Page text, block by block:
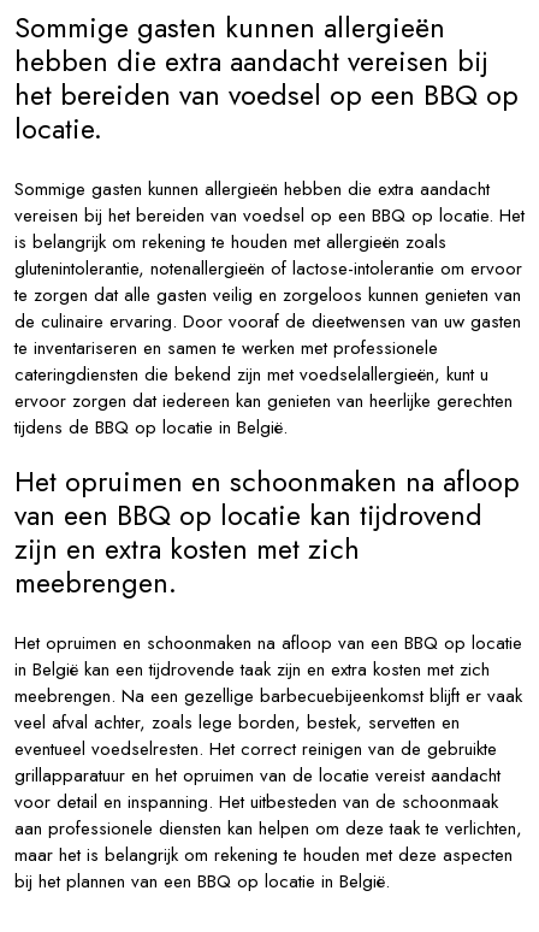
Sommige gasten kunnen allergieën
hebben die extra aandacht vereisen bij
het bereiden van voedsel op een BBQ op
locatie.
Sommige gasten kunnen allergieën hebben die extra aandacht
vereisen bij het bereiden van voedsel op een BBQ op locatie. Het
is belangrijk om rekening te houden met allergieën zoals
glutenintolerantie, notenallergieën of lactose-intolerantie om ervoor
te zorgen dat alle gasten veilig en zorgeloos kunnen genieten van
de culinaire ervaring. Door vooraf de dieetwensen van uw gasten
te inventariseren en samen te werken met professionele
cateringdiensten die bekend zijn met voedselallergieën, kunt u
ervoor zorgen dat iedereen kan genieten van heerlijke gerechten
tijdens de BBQ op locatie in België.
Het opruimen en schoonmaken na afloop
van een BBQ op locatie kan tijdrovend
zijn en extra kosten met zich
meebrengen.
Het opruimen en schoonmaken na afloop van een BBQ op locatie
in België kan een tijdrovende taak zijn en extra kosten met zich
meebrengen. Na een gezellige barbecuebijeenkomst blijft er vaak
veel afval achter, zoals lege borden, bestek, servetten en
eventueel voedselresten. Het correct reinigen van de gebruikte
grillapparatuur en het opruimen van de locatie vereist aandacht
voor detail en inspanning. Het uitbesteden van de schoonmaak
aan professionele diensten kan helpen om deze taak te verlichten,
maar het is belangrijk om rekening te houden met deze aspecten
bij het plannen van een BBQ op locatie in België.